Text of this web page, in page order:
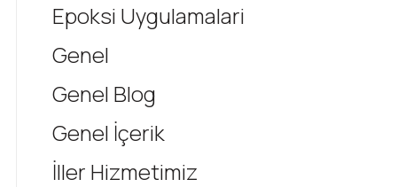
Epoksi Uygulamalari
Genel
Genel Blog
Genel İçerik
İller Hizmetimiz